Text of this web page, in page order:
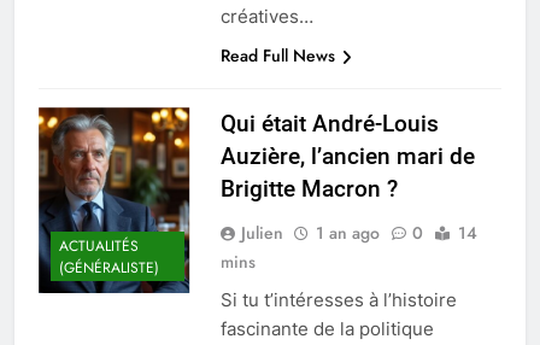
créatives…
Read Full News
ACTUALITÉS
(GÉNÉRALISTE)
Qui était André-Louis
Auzière, l’ancien mari de
Brigitte Macron ?
Julien 1 an ago 0
14
mins
Si tu t’intéresses à l’histoire
fascinante de la politique